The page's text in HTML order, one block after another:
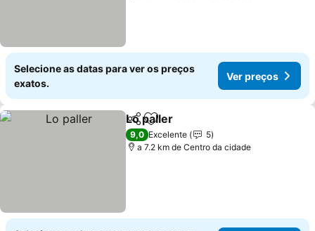
Selecione as datas para ver os preços
exatos.
Ver preços
PartilharAdicionar aos favoritos
Lo paller
9,0 Excelente
5
a 7.2 km de Centro da cidade